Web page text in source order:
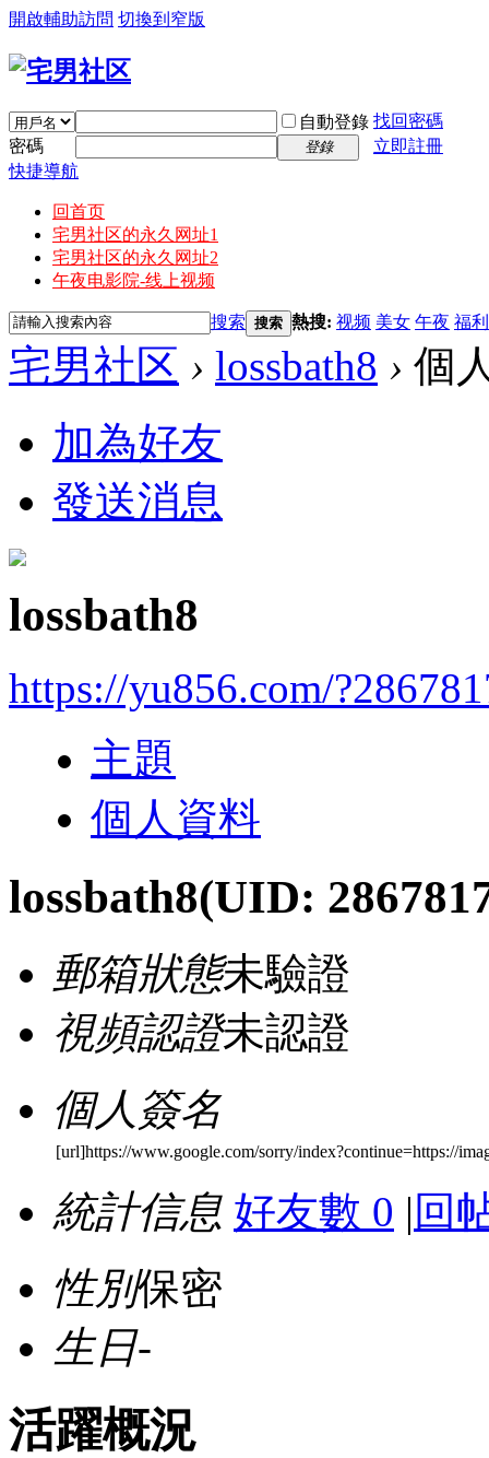
開啟輔助訪問 切換到窄版
自動登錄 找回密碼
密碼
登錄
立即註冊
快捷導航
回首页
宅男社区的永久网址1
宅男社区的永久网址2
午夜电影院-线上视频
搜索 搜索 熱搜: 视频 美女 午夜 福利
宅男社区 › lossbath8 › 個
加為好友
發送消息
lossbath8
https://yu856.com/
主題
個人資料
lossbath8(UID:
郵箱狀態未驗證
視頻認證未認證
個人簽名
[url]https://www.google.com/sorry/index?continue=https://
統計信息 好友數 0 | 回
性別保密
生日-
活躍概況